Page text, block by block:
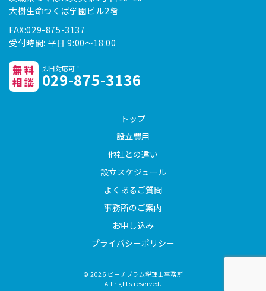
大樹生命つくば学園ビル2階
FAX:029-875-3137
受付時間: 平日 9:00～18:00
無料
相談
即日対応可！
029-875-3136
トップ
設立費用
他社との違い
設立スケジュール
よくあるご質問
事務所のご案内
お申し込み
プライバシーポリシー
© 2026 ピーチプラム税理士事務所
All rights reserved.